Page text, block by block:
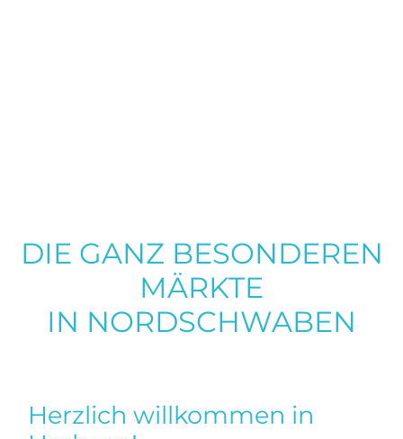
DIE GANZ BESONDEREN
MÄRKTE
IN NORD­SCHWABEN
Herzlich willkommen in